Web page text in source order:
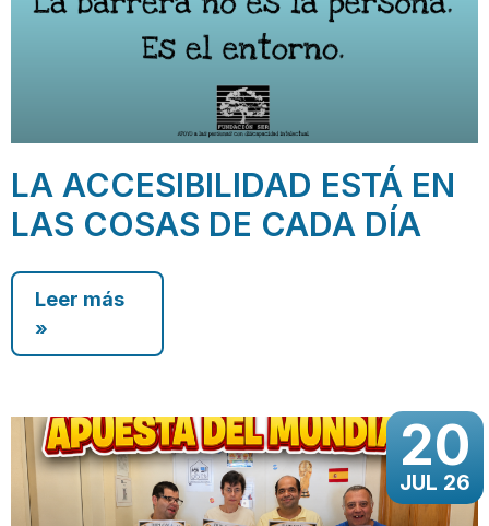
LA ACCESIBILIDAD ESTÁ EN
LAS COSAS DE CADA DÍA
Leer más
»
20
JUL 26